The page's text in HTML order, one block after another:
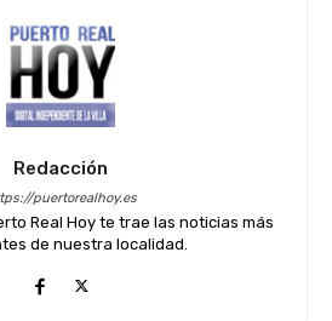
Redacción
puertorealhoy.es
Real Hoy te trae las noticias más
de nuestra localidad.